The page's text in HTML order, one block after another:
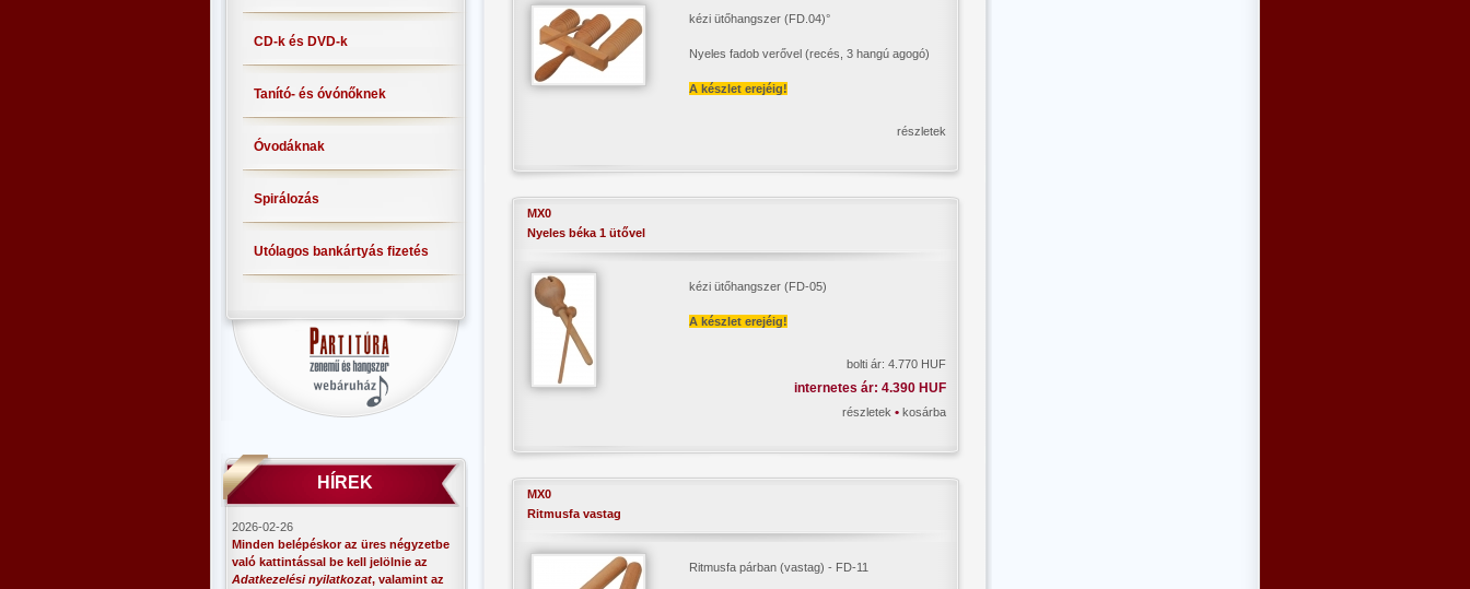
CD-k és DVD-k
Tanító- és óvónőknek
Óvodáknak
Spirálozás
Utólagos bankártyás fizetés
HÍREK
2026-02-26
Minden belépéskor az üres négyzetbe
való kattintással be kell jelölnie az
Adatkezelési nyilatkozat, valamint az
kézi ütőhangszer (FD.04)°
Nyeles fadob verővel (recés, 3 hangú agogó)
A készlet erejéig!
részletek
MX0
Nyeles béka 1 ütővel
kézi ütőhangszer (FD-05)
A készlet erejéig!
bolti ár: 4.770 HUF
internetes ár: 4.390 HUF
részletek • kosárba
MX0
Ritmusfa vastag
Ritmusfa párban (vastag) - FD-11